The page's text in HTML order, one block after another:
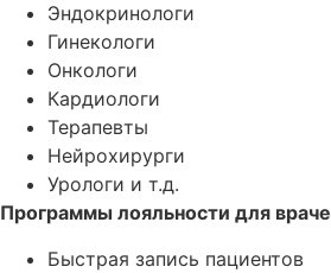
Эндокринологи
Гинекологи
Онкологи
Кардиологи
Терапевты
Нейрохирурги
Урологи и т.д.
Программы лояльности для
Быстрая запись пациентов